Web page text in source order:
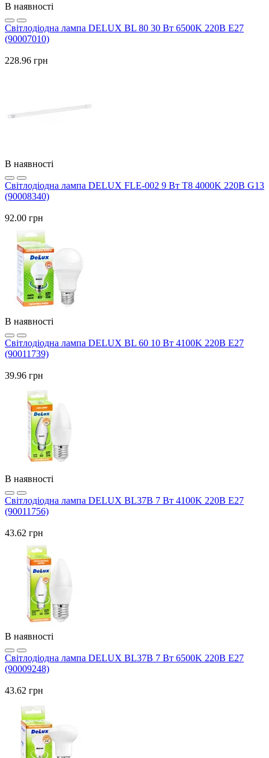
В наявності
Світлодіодна лампа DELUX BL 80 30 Вт 6500K 220В E27
(90007010)
228.96 грн
В наявності
Світлодіодна лампа DELUX FLE-002 9 Вт T8 4000K 220В G13
(90008340)
92.00 грн
В наявності
Світлодіодна лампа DELUX BL 60 10 Вт 4100K 220В E27
(90011739)
39.96 грн
В наявності
Світлодіодна лампа DELUX BL37B 7 Вт 4100K 220В Е27
(90011756)
43.62 грн
В наявності
Світлодіодна лампа DELUX BL37B 7 Вт 6500K 220В Е27
(90009248)
43.62 грн